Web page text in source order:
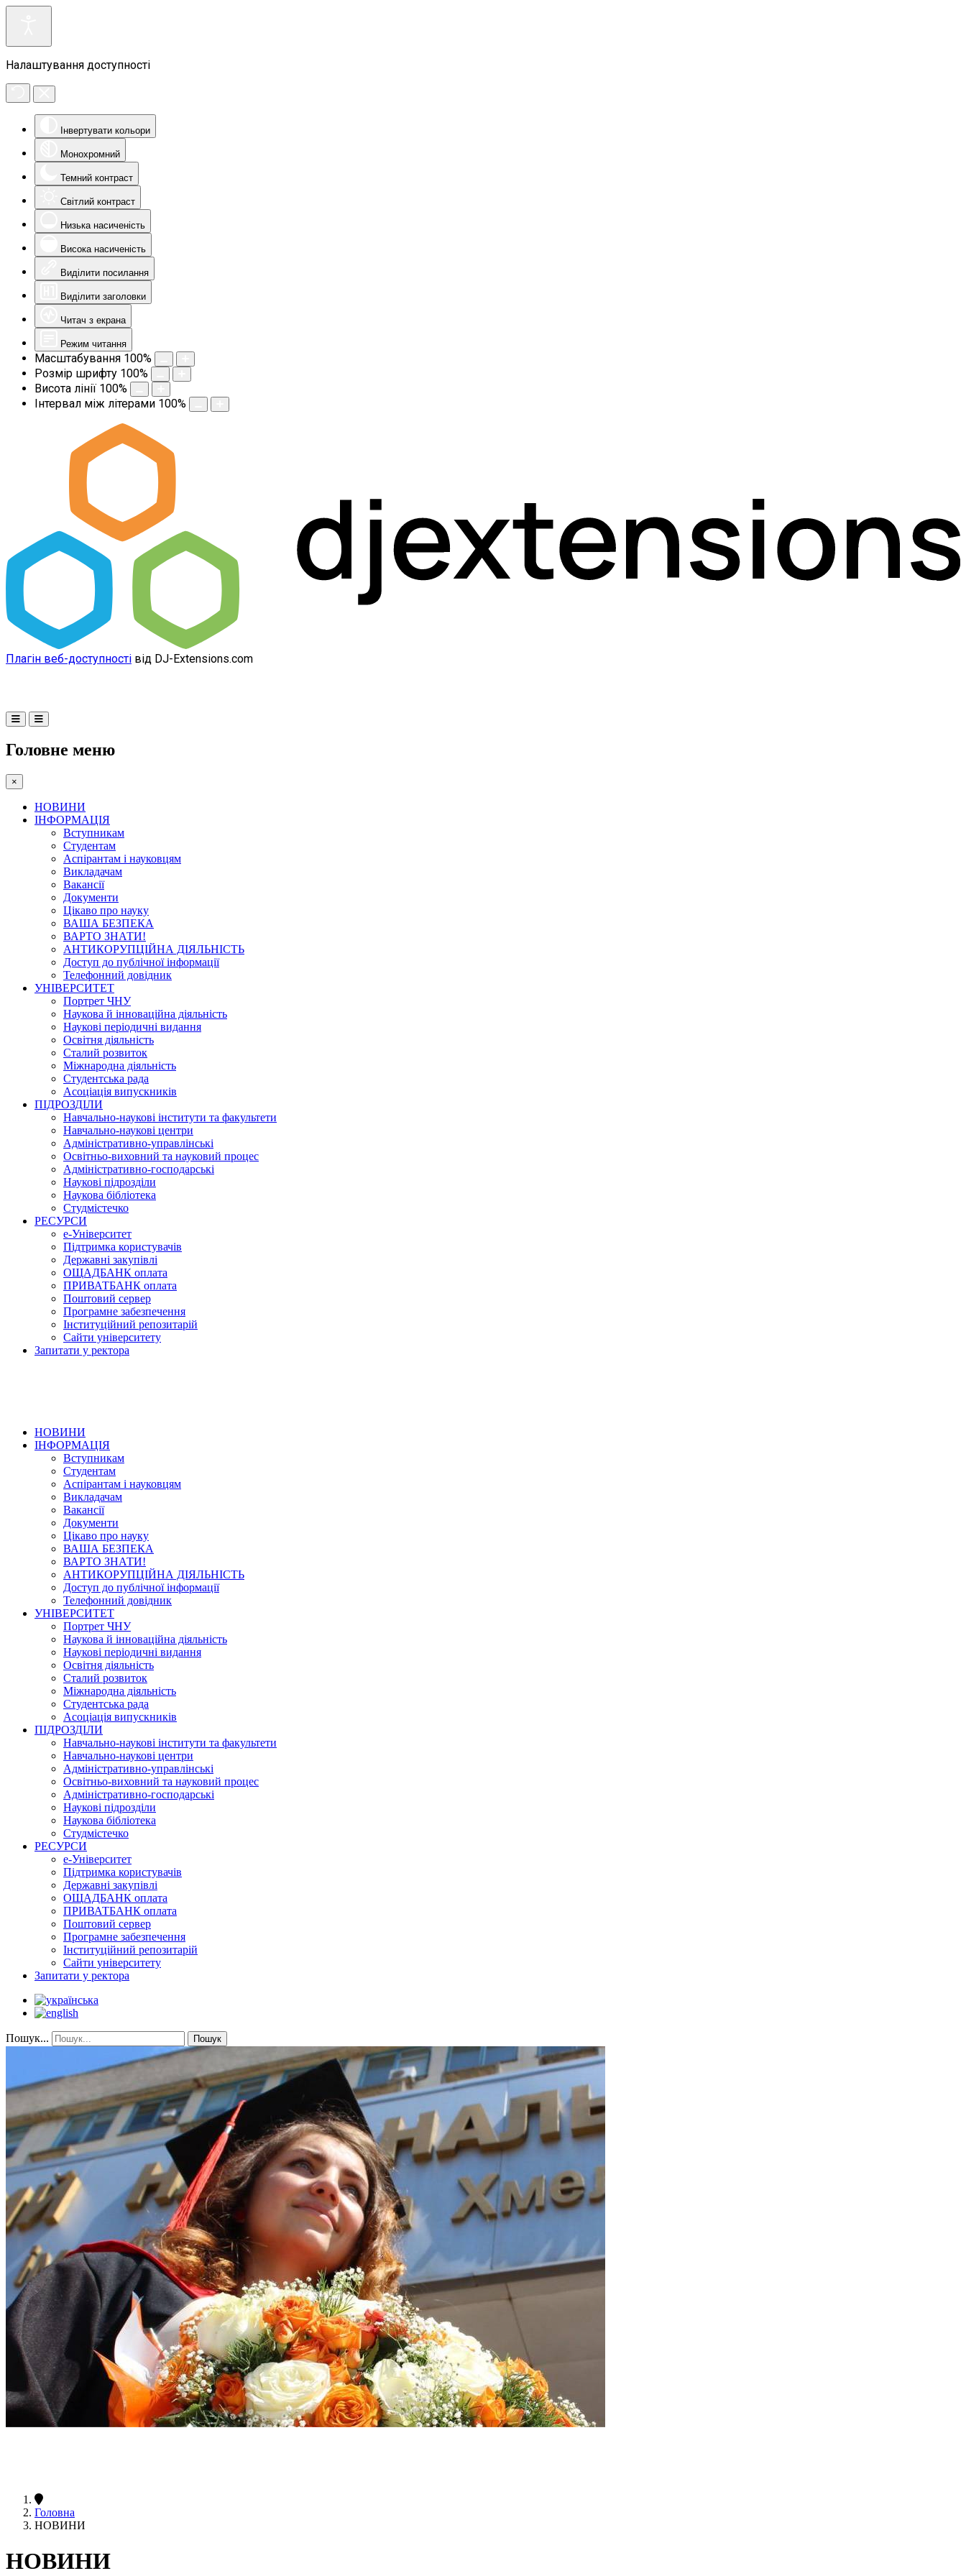
Налаштування доступності
Інвертувати кольори
Монохромний
Темний контраст
Світлий контраст
Низька насиченість
Висока насиченість
Виділити посилання
Виділити заголовки
Читач з екрана
Режим читання
Масштабування 100%
Розмір шрифту 100%
Висота лінії 100%
Інтервал між літерами 100%
Плагін веб-доступності від DJ-Extensions.com
Головне меню
×
НОВИНИ
ІНФОРМАЦІЯ
Вступникам
Студентам
Аспірантам і науковцям
Викладачам
Вакансії
Документи
Цікаво про науку
ВАША БЕЗПЕКА
ВАРТО ЗНАТИ!
АНТИКОРУПЦІЙНА ДІЯЛЬНІСТЬ
Доступ до публічної інформації
Телефонний довідник
УНІВЕРСИТЕТ
Портрет ЧНУ
Наукова й інноваційна діяльність
Наукові періодичні видання
Освітня діяльність
Сталий розвиток
Міжнародна діяльність
Студентська рада
Асоціація випускників
ПІДРОЗДІЛИ
Навчально-наукові інститути та факультети
Навчально-наукові центри
Адміністративно-управлінські
Освітньо-виховний та науковий процес
Адміністративно-господарські
Наукові підрозділи
Наукова бібліотека
Студмістечко
РЕСУРСИ
е-Університет
Підтримка користувачів
Державні закупівлі
ОЩАДБАНК оплата
ПРИВАТБАНК оплата
Поштовий сервер
Програмне забезпечення
Інституційний репозитарій
Сайти університету
Запитати у ректора
НОВИНИ
ІНФОРМАЦІЯ
Вступникам
Студентам
Аспірантам і науковцям
Викладачам
Вакансії
Документи
Цікаво про науку
ВАША БЕЗПЕКА
ВАРТО ЗНАТИ!
АНТИКОРУПЦІЙНА ДІЯЛЬНІСТЬ
Доступ до публічної інформації
Телефонний довідник
УНІВЕРСИТЕТ
Портрет ЧНУ
Наукова й інноваційна діяльність
Наукові періодичні видання
Освітня діяльність
Сталий розвиток
Міжнародна діяльність
Студентська рада
Асоціація випускників
ПІДРОЗДІЛИ
Навчально-наукові інститути та факультети
Навчально-наукові центри
Адміністративно-управлінські
Освітньо-виховний та науковий процес
Адміністративно-господарські
Наукові підрозділи
Наукова бібліотека
Студмістечко
РЕСУРСИ
е-Університет
Підтримка користувачів
Державні закупівлі
ОЩАДБАНК оплата
ПРИВАТБАНК оплата
Поштовий сервер
Програмне забезпечення
Інституційний репозитарій
Сайти університету
Запитати у ректора
Пошук... Пошук
Головна
НОВИНИ
НОВИНИ